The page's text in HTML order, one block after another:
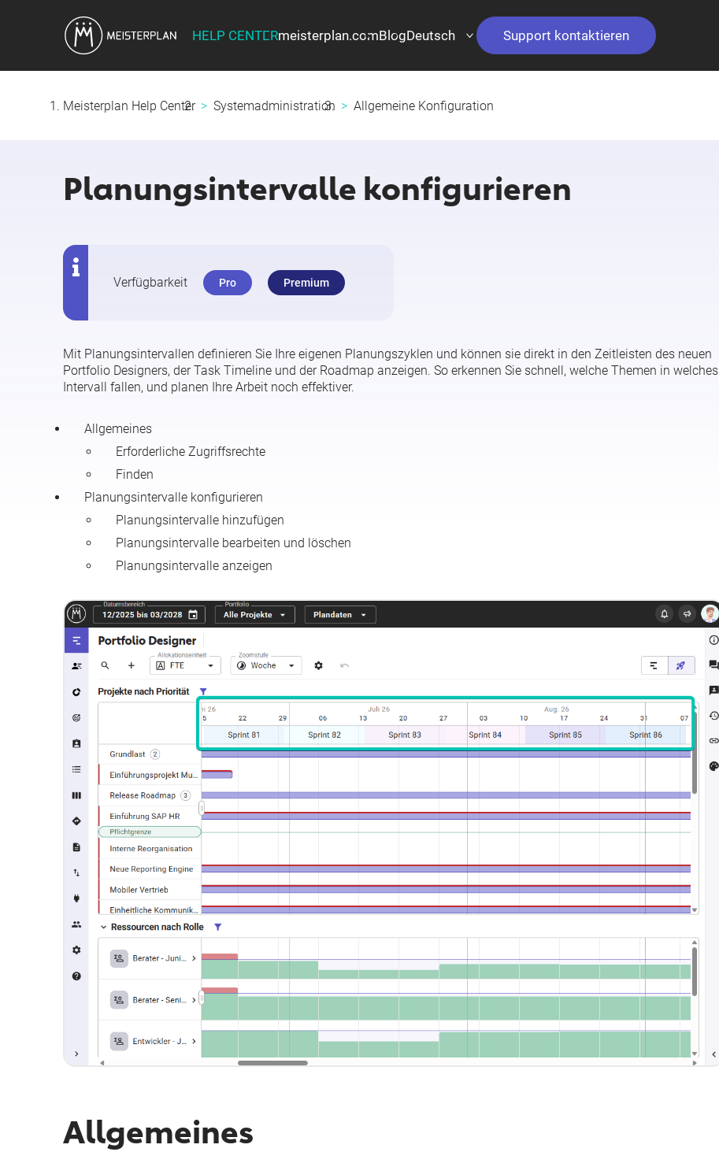
HELP CENTERmeisterplan.comBlogDeutsch Support kontaktieren
Meisterplan Help Center Systemadministration Allgemeine Konfiguration
Planungsintervalle konfigurieren
Verfügbarkeit Pro Premium
Mit Planungsintervallen definieren Sie Ihre eigenen Planungszyklen und können sie direkt in den Zeitleisten des neuen
Portfolio Designers, der Task Timeline und der Roadmap anzeigen. So erkennen Sie schnell, welche Themen in welches
Intervall fallen, und planen Ihre Arbeit noch effektiver.
Allgemeines
Erforderliche Zugriffsrechte
Finden
Planungsintervalle konfigurieren
Planungsintervalle hinzufügen
Planungsintervalle bearbeiten und löschen
Planungsintervalle anzeigen
Allgemeines